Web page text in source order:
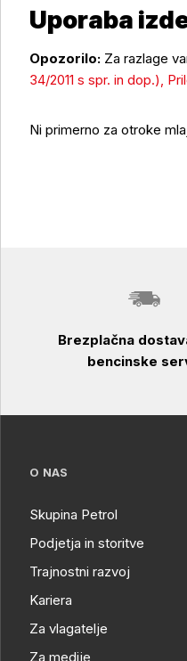
Uporaba
Opozorilo: Za razlage
34/2011 s spr. in dop.),
Ni primerno za otroke
Brezplačna
bencinske
O NAS
Skupina Petrol
Podjetja in storitve
Trajnostni razvoj
Kariera
Za vlagatelje
Za medije